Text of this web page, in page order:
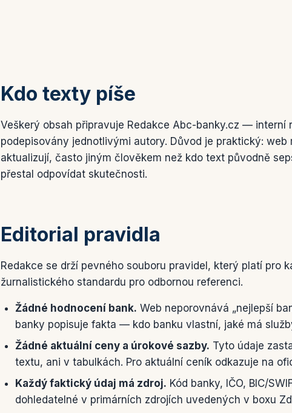
Kdo texty píše
Veškerý obsah připravuje Redakce Abc-banky.cz — interní
podepisovány jednotlivými autory. Důvod je praktický:
aktualizují, často jiným člověkem než kdo text původně
přestal odpovídat skutečnosti.
Editorial pravidla
Redakce se drží pevného souboru pravidel, který platí pro
žurnalistického standardu pro odbornou referenci.
Žádné hodnocení bank. Web neporovnává „nejlepší
banky popisuje fakta — kdo banku vlastní, jaké má
Žádné aktuální ceny a úrokové sazby. Tyto údaje
textu, ani v tabulkách. Pro aktuální ceník odkazuje na
Každý faktický údaj má zdroj. Kód banky, IČO, BIC/
dohledatelné v primárních zdrojích uvedených v boxu